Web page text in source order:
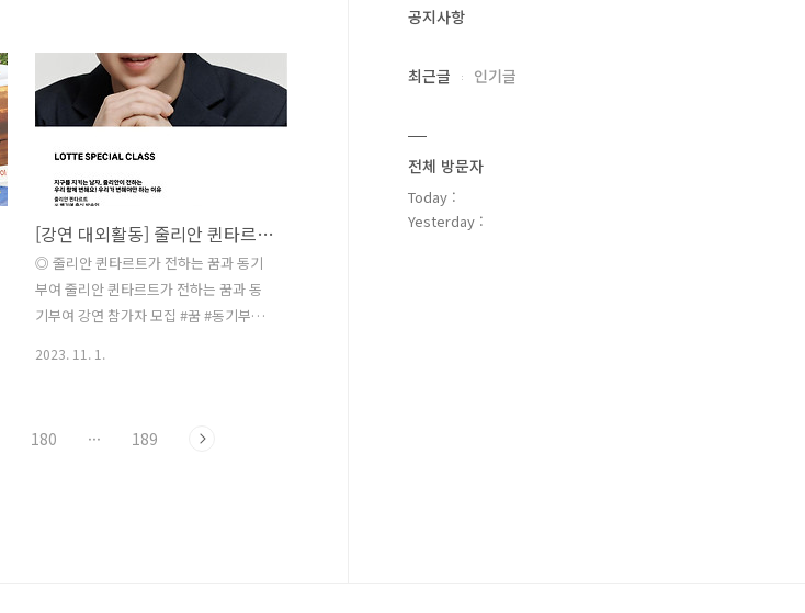
풍경, 상징물 시각화) - 하남시민에게 전
하는 행복의 메시지, 시민 행복 미래상 시
각화 - 하남시 「은방울 꽃」의 꽃말 ‘틀
림없이 행복해진다’의 마음을 담은 디자
인 ◎ 시상내역 총11점 / 14,000천원 - 대
상 1(300만원), 우수상 2(200만원), 장려
상 3(100만원), 입선 5(80만원) ※ 상황에
따라 시상내용(수량) 변경가능, 저작권료
(이용료 등)는 시상금으로 갈음함. ◎ 공
모방법 이메일 접수(hr330@korea.kr) /
~202..
[강연 대외활동] 줄리안 퀸타르트가 전하는 꿈과 동기부여 <우리가 변해야만 하는 이유> 강연 참가자 모집
◎ 줄리안 퀸타르트가 전하는 꿈과 동기
부여 줄리안 퀸타르트가 전하는 꿈과 동
기부여 강연 참가자 모집 #꿈 #동기부여
르트 (벨기에 출신 방송인, JTBC 비정상
2023. 11. 1.
180 ··· 189
공지사항
최근글 인기글
전체 방문자
Today :
Yesterday :